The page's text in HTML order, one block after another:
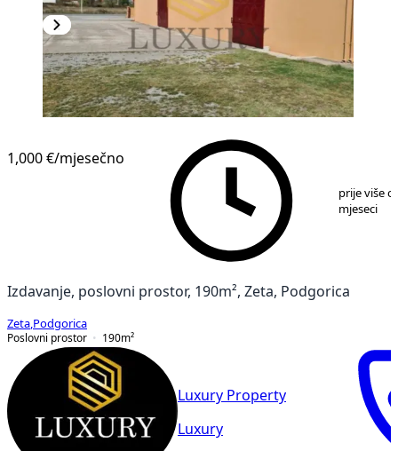
1,000 €/mjesečno
prije više
mjeseci
Izdavanje, poslovni prostor, 190m², Zeta, Podgorica
Zeta Podgorica
Poslovni prostor
190m²
Luxury Property
Luxury